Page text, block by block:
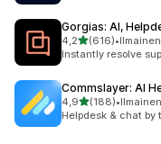
Gorgias: AI,
4,2/ 5 tähteä
(616)
616 arvostelua
•
Instantly resolve
Commslayer: AI
4,9/ 5 tähteä
(188)
188 arvostelua
•
Helpdesk & chat